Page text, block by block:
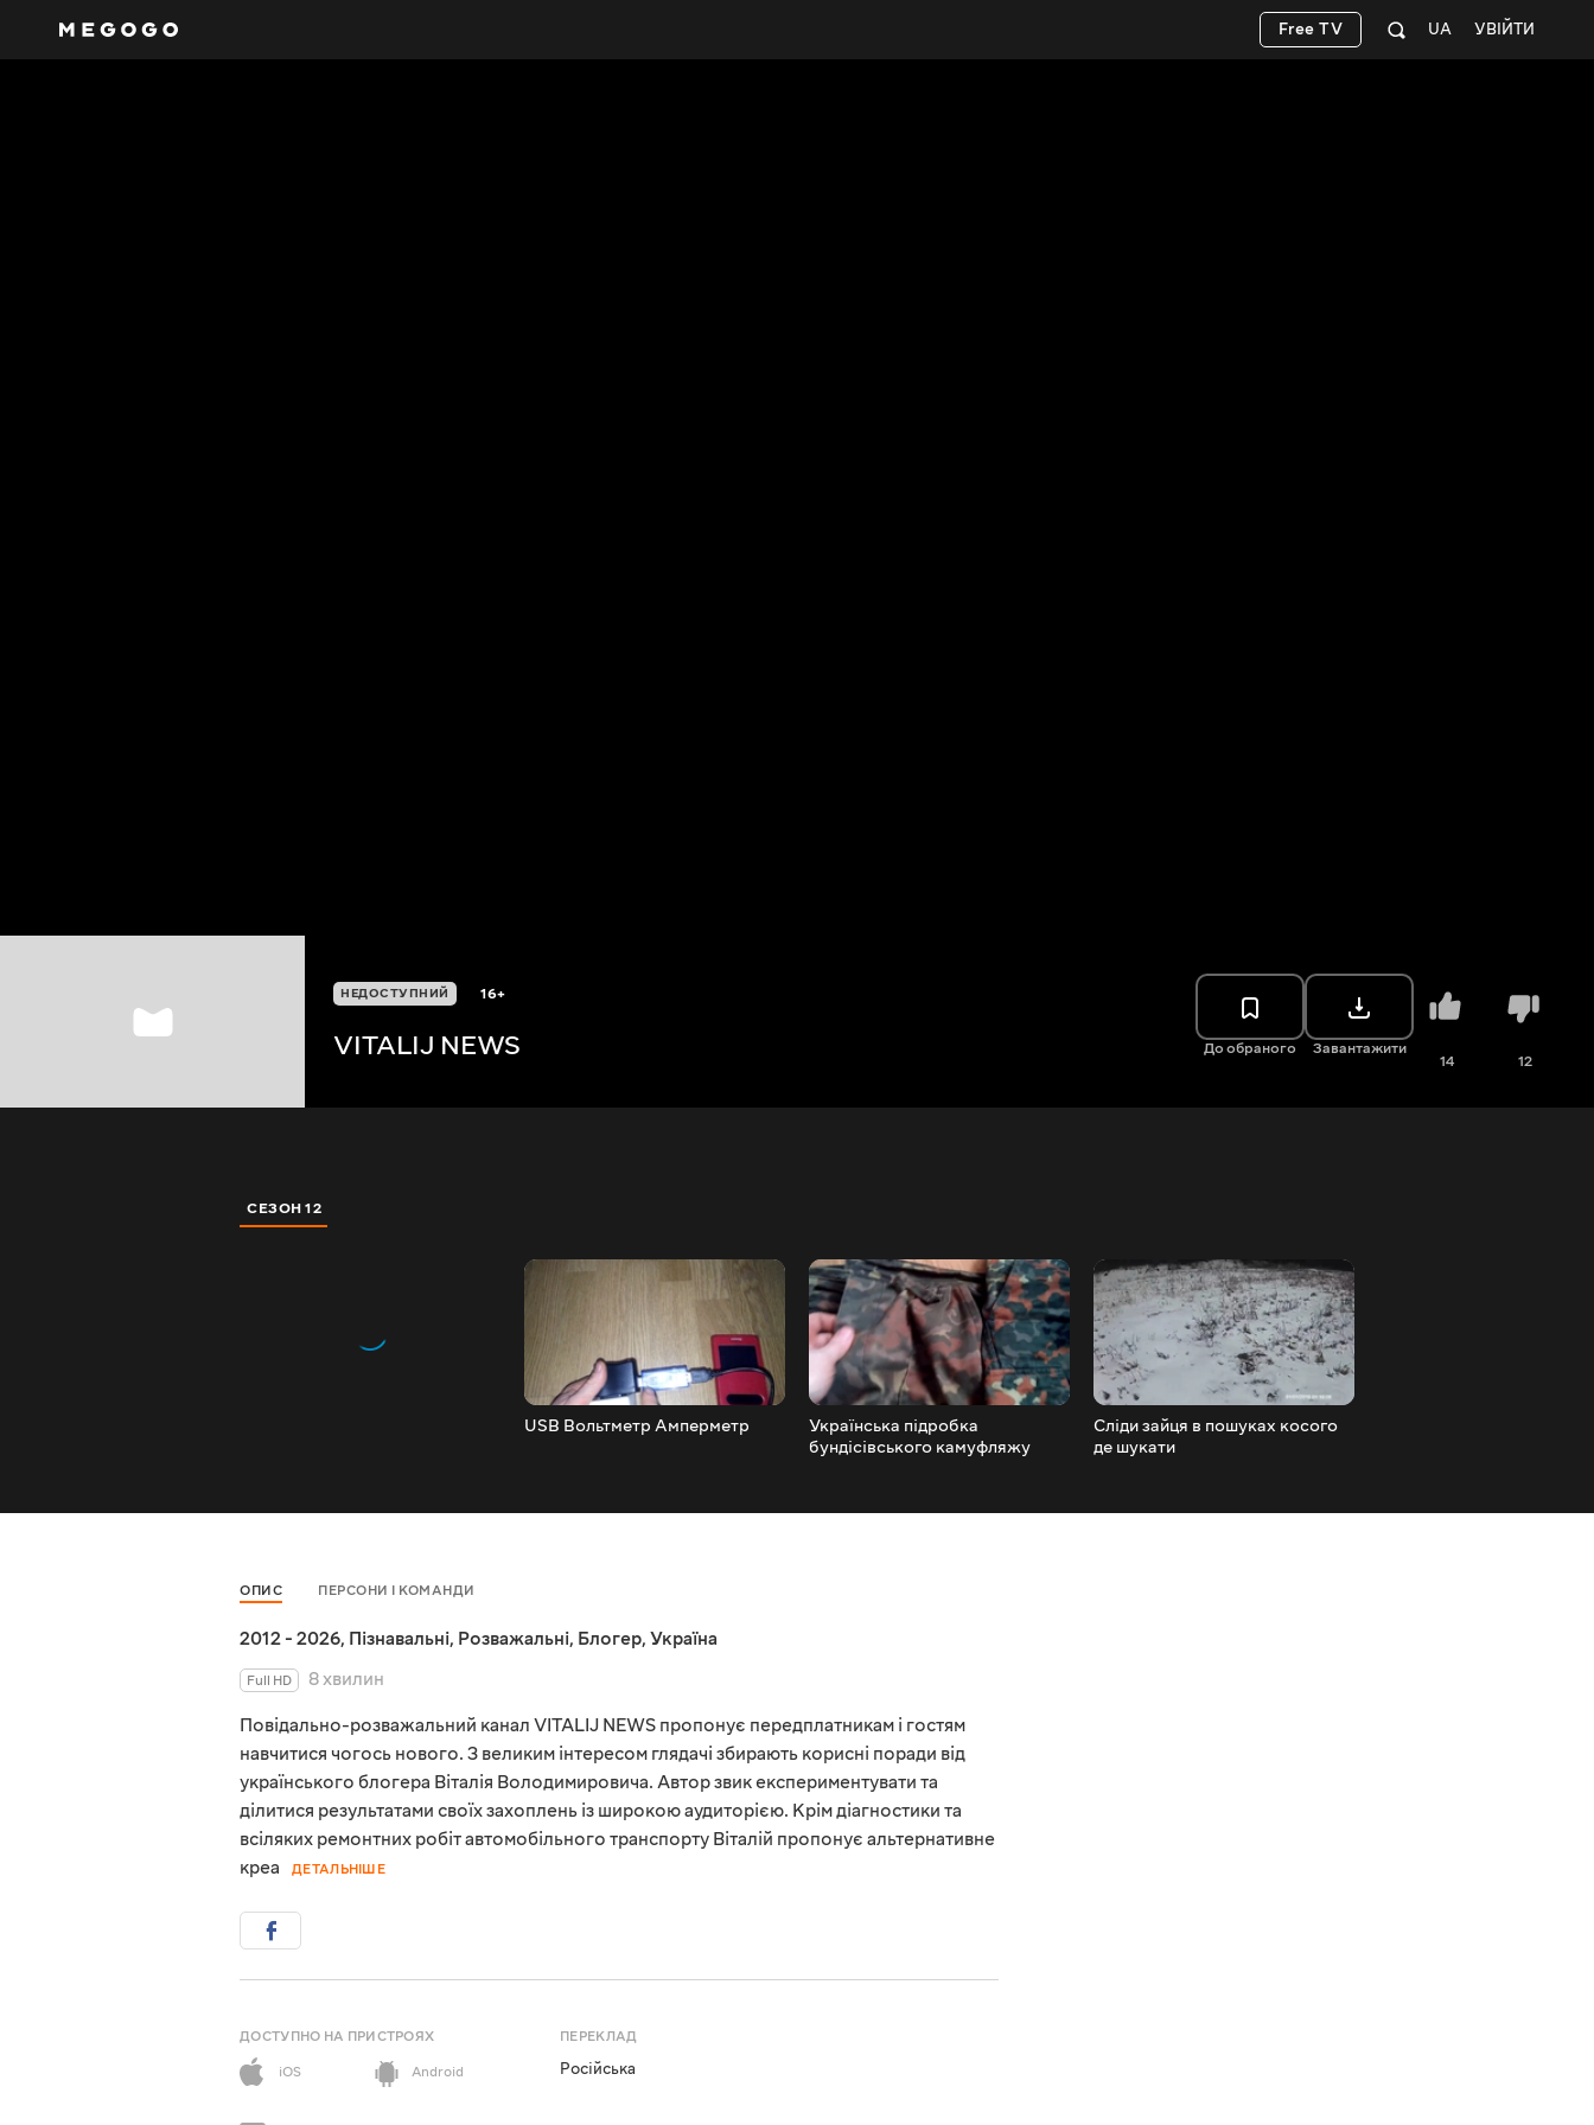
УВІЙТИ
UA
Free TV
НЕДОСТУПНИЙ 16+
VITALIJ NEWS До обраного Завантажити
14 12
СЕЗОН 12
USB Вольтметр Амперметр
Українська підробка
бундісівського камуфляжу
Сліди зайця в пошуках косого
де шукати
ОПИС ПЕРСОНИ І КОМАНДИ
2012 - 2026, Пізнавальні, Розважальні, Блогер, Україна
Full HD
8 хвилин
Повідально-розважальний канал VITALIJ NEWS пропонує передплатникам і гостям
навчитися чогось нового. З великим інтересом глядачі збирають корисні поради від
українського блогера Віталія Володимировича. Автор звик експериментувати та
ділитися результатами своїх захоплень із широкою аудиторією. Крім діагностики та
всіляких ремонтних робіт автомобільного транспорту Віталій пропонує альтернативне
креа
ДЕТАЛЬНІШЕ
ДОСТУПНО НА ПРИСТРОЯХ
iOS
Android
ПЕРЕКЛАД
Російська